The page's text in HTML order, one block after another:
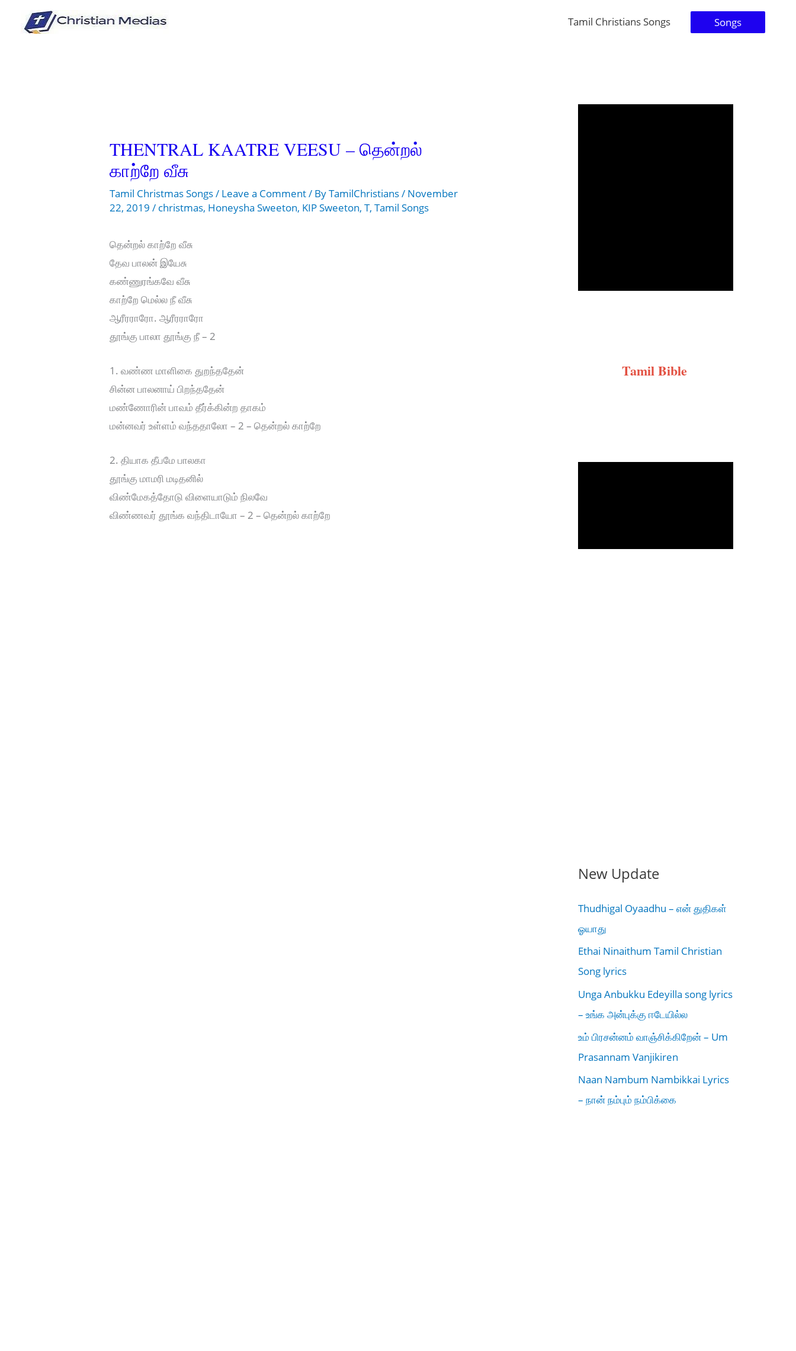
Tamil Christians Songs Songs
THENTRAL KAATRE VEESU – தென்றல்
காற்றே வீசு
Tamil Christmas Songs/ Leave a Comment/ ByTamilChristians/ November
22, 2019/ christmas, Honeysha Sweeton, KIP Sweeton,T,Tamil Songs
தென்றல் காற்றே வீசு
தேவ பாலன் இயேசு
கண்ணுரங்கவே வீசு
காற்றே மெல்ல நீ வீசு
ஆரீரராரோ. ஆரீரராரோ
தூங்கு பாலா தூங்கு நீ – 2
1. வண்ண மாளிகை துறந்ததேன்
சின்ன பாலனாய் பிறந்ததேன்
மண்ணோரின் பாவம் தீர்க்கின்ற தாகம்
மன்னவர் உள்ளம் வந்ததாலோ – 2 – தென்றல் காற்றே
2. தியாக தீபமே பாலகா
தூங்கு மாமரி மடிதனில்
விண்மேகத்தோடு விளையாடும் நிலவே
விண்ணவர் தூங்க வந்திடாயோ – 2 – தென்றல் காற்றே
Tamil Bible
New Update
Thudhigal Oyaadhu – என் துதிகள்
ஓயாது
Ethai Ninaithum Tamil Christian
Song lyrics
Unga Anbukku Edeyilla song lyrics
– உங்க அன்புக்கு ஈடேயில்ல
உம் பிரசன்னம் வாஞ்சிக்கிறேன் – Um
Prasannam Vanjikiren
Naan Nambum Nambikkai Lyrics
– நான் நம்பும் நம்பிக்கை